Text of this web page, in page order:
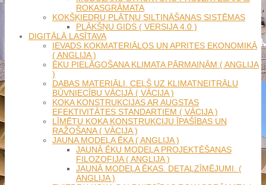
ROKASGRĀMATA
KOKŠĶIEDRU PLĀTŅU SILTINĀŠANAS SISTĒMAS
PLĀKŠŅU GIDS ( VERSIJA 4.0 )
DIGITĀLĀ LASĪTAVA
IEVADS KOKMATERIĀLOS UN APRITES EKONOMIKĀ
( ANGLIJA )
ĒKU PIELĀGOŠANA KLIMATA PĀRMAIŅĀM ( ANGLIJA
)
DABAS MATERIĀLI. CEĻŠ UZ KLIMATNEITRĀLU
BŪVNIECĪBU VĀCIJĀ ( VĀCIJA )
KOKA KONSTRUKCIJAS AR AUGSTAS
EFEKTIVITĀTES STANDARTIEM ( VĀCIJA )
LĪMĒTU KOKA KONSTRUKCIJU ĪPAŠĪBAS UN
RAŽOŠANA ( VĀCIJA )
JAUNA MODEĻA ĒKA ( ANGLIJA )
JAUNĀ ĒKU MODEĻA PROJEKTĒŠANAS
FILOZOFIJA ( ANGLIJA )
JAUNĀ MODEĻA ĒKAS. DETAĻZĪMĒJUMI. (
ANGLIJA )